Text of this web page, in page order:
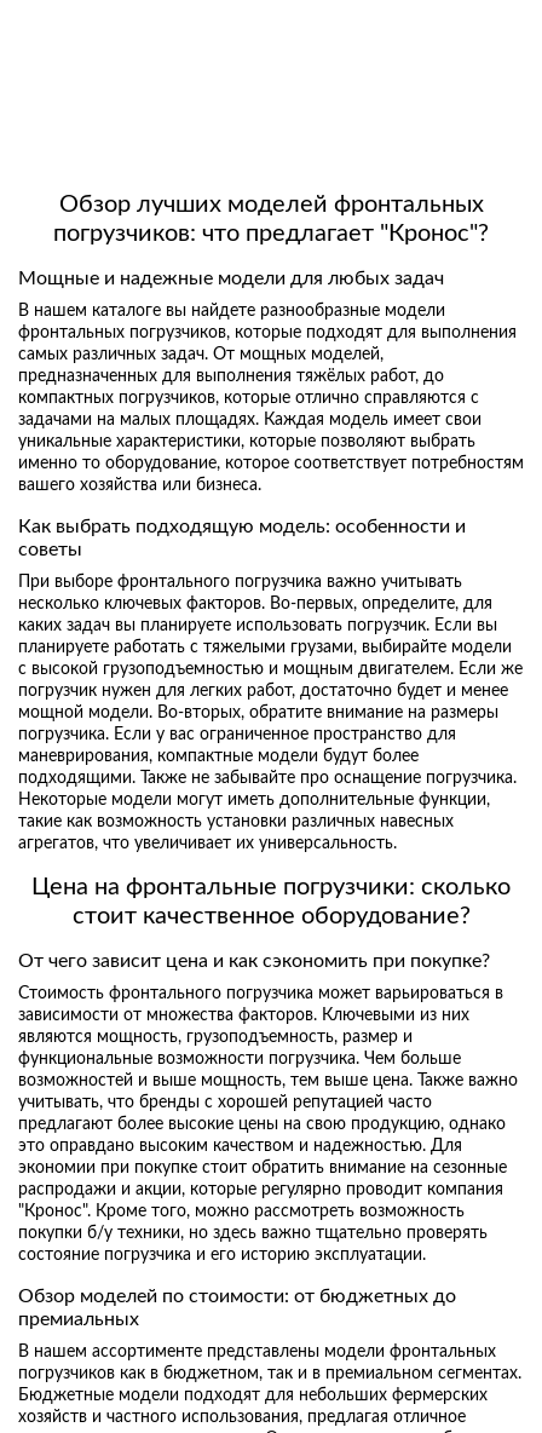
Обзор лучших моделей фронтальных
погрузчиков: что предлагает "Кронос"?
Мощные и надежные модели для любых задач
В нашем каталоге вы найдете разнообразные модели
фронтальных погрузчиков, которые подходят для выполнения
самых различных задач. От мощных моделей,
предназначенных для выполнения тяжёлых работ, до
компактных погрузчиков, которые отлично справляются с
задачами на малых площадях. Каждая модель имеет свои
уникальные характеристики, которые позволяют выбрать
именно то оборудование, которое соответствует потребностям
вашего хозяйства или бизнеса.
Как выбрать подходящую модель: особенности и
советы
При выборе фронтального погрузчика важно учитывать
несколько ключевых факторов. Во-первых, определите, для
каких задач вы планируете использовать погрузчик. Если вы
планируете работать с тяжелыми грузами, выбирайте модели
с высокой грузоподъемностью и мощным двигателем. Если же
погрузчик нужен для легких работ, достаточно будет и менее
мощной модели. Во-вторых, обратите внимание на размеры
погрузчика. Если у вас ограниченное пространство для
маневрирования, компактные модели будут более
подходящими. Также не забывайте про оснащение погрузчика.
Некоторые модели могут иметь дополнительные функции,
такие как возможность установки различных навесных
агрегатов, что увеличивает их универсальность.
Цена на фронтальные погрузчики: сколько
стоит качественное оборудование?
От чего зависит цена и как сэкономить при покупке?
Стоимость фронтального погрузчика может варьироваться в
зависимости от множества факторов. Ключевыми из них
являются мощность, грузоподъемность, размер и
функциональные возможности погрузчика. Чем больше
возможностей и выше мощность, тем выше цена. Также важно
учитывать, что бренды с хорошей репутацией часто
предлагают более высокие цены на свою продукцию, однако
это оправдано высоким качеством и надежностью. Для
экономии при покупке стоит обратить внимание на сезонные
распродажи и акции, которые регулярно проводит компания
"Кронос". Кроме того, можно рассмотреть возможность
покупки б/у техники, но здесь важно тщательно проверять
состояние погрузчика и его историю эксплуатации.
Обзор моделей по стоимости: от бюджетных до
премиальных
В нашем ассортименте представлены модели фронтальных
погрузчиков как в бюджетном, так и в премиальном сегментах.
Бюджетные модели подходят для небольших фермерских
хозяйств и частного использования, предлагая отличное